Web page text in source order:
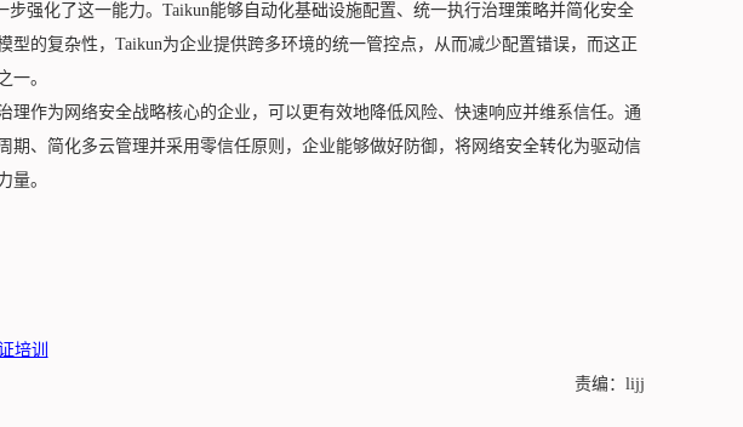
步强化了这一能力。Taikun能够自动化基础设施配置、统一执行治理策略并简化安全
型的复杂性，Taikun为企业提供跨多环境的统一管控点，从而减少配置错误，而这正
一。
理作为网络安全战略核心的企业，可以更有效地降低风险、快速响应并维系信任。通
期、简化多云管理并采用零信任原则，企业能够做好防御，将网络安全转化为驱动信
量。
培训
责编：lijj